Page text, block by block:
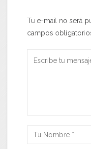
Tu e-mail no será
campos